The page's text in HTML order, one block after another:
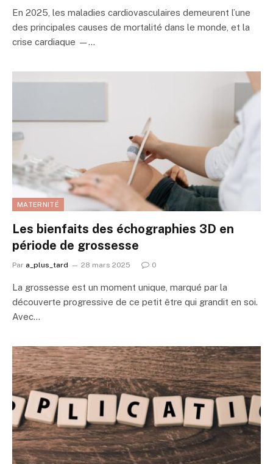
En 2025, les maladies cardiovasculaires demeurent l’une
des principales causes de mortalité dans le monde, et la
crise cardiaque —…
MATERNITÉ
Les bienfaits des échographies 3D en
période de grossesse
Par a_plus_tard 28 mars 2025 0
La grossesse est un moment unique, marqué par la
découverte progressive de ce petit être qui grandit en soi.
Avec…